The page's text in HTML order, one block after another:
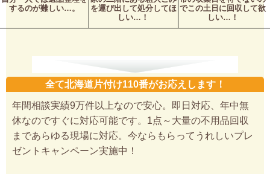
するのが難しい…。
を運び出して処分してほ
しい…！
でこの土日に回収して欲
しい…！
全て北海道片付け110番がお応えします！
年間相談実績9万件以上なので安心。即日対応、年中無
休なのですぐに対応可能です。1点～大量の不用品回収
まであらゆる現場に対応。今ならもらってうれしいプレ
ゼントキャンペーン実施中！